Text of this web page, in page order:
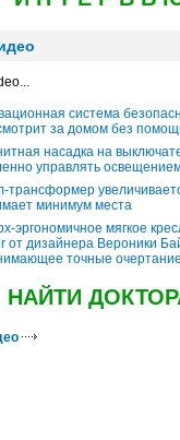
система
за домом без
насадка на
управлять
трансформер
минимум места
эргономичное мягкое
от дизайнера Вероники
точные
НАЙТИ